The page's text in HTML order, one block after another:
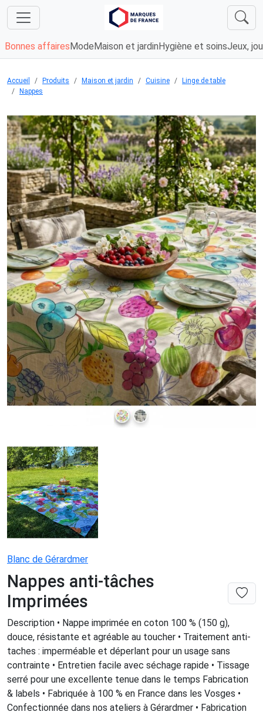
Bonnes affaires Mode Maison et jardin Hygiène et soinsJeux,
Accueil Produits Maison et jardin Cuisine
Linge de table
Nappes
Blanc de Gérardmer
Nappes anti-tâches
Imprimées
Description • Nappe imprimée en coton 100 % (150 g),
douce, résistante et agréable au toucher • Traitement anti-
taches : imperméable et déperlant pour un usage sans
contrainte • Entretien facile avec séchage rapide • Tissage
serré pour une excellente tenue dans le temps Fabrication
& labels • Fabriquée à 100 % en France dans les Vosges •
Confectionnée dans nos ateliers à Gérardmer • Fabrication